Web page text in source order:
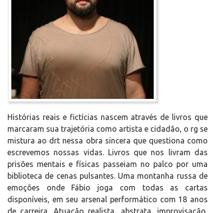
Histórias reais e fictícias nascem através de livros que
marcaram sua trajetória como artista e cidadão, o rg se
mistura ao drt nessa obra sincera que questiona como
escrevemos nossas vidas. Livros que nos livram das
prisões mentais e físicas passeiam no palco por uma
biblioteca de cenas pulsantes. Uma montanha russa de
emoções onde Fábio joga com todas as cartas
disponíveis, em seu arsenal performático com 18 anos
de carreira. Atuação realista, abstrata, improvisação,